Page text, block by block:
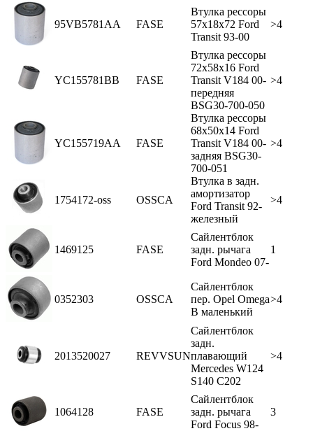
95VB5781AA FASE
Втулка рессоры
57x18x72 Ford
Transit 93-00
>4
YC155781BB FASE
Втулка рессоры
72х58х16 Ford
Transit V184 00-
передняя
BSG30-700-050
>4
YC155719AA FASE
Втулка рессоры
68х50х14 Ford
Transit V184 00-
задняя BSG30-
700-051
>4
1754172-oss OSSCA
Втулка в задн.
амортизатор
Ford Transit 92-
железный
>4
1469125 FASE
Сайлентблок
задн. рычага
Ford Mondeo 07-
1
0352303 OSSCA
Сайлентблок
пер. Opel Omega
В маленький
>4
2013520027 REVVSUN
Сайлентблок
задн.
плавающий
Mercedes W124
S140 C202
>4
1064128 FASE
Сайлентблок
задн. рычага
Ford Focus 98-
3